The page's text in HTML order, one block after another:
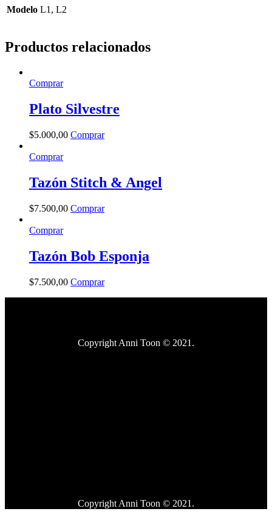
Modelo L1, L2
Productos relacionados
Comprar
Plato Silvestre
$5.000,00 Comprar
Comprar
Tazón Stitch & Angel
$7.500,00 Comprar
Comprar
Tazón Bob Esponja
$7.500,00 Comprar
Copyright Anni Toon © 2021.
Copyright Anni Toon © 2021.